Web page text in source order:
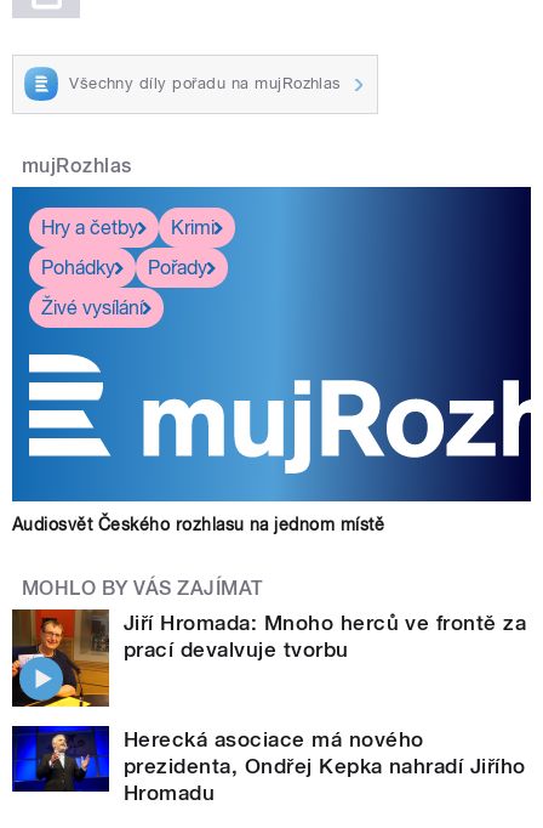
Všechny díly pořadu na mujRozhlas
mujRozhlas
Hry a četby
Krimi
Pohádky
Pořady
Živé vysílání
Audiosvět Českého rozhlasu na jednom místě
MOHLO BY VÁS ZAJÍMAT
Jiří Hromada: Mnoho herců ve frontě za
prací devalvuje tvorbu
Herecká asociace má nového
prezidenta, Ondřej Kepka nahradí Jiřího
Hromadu